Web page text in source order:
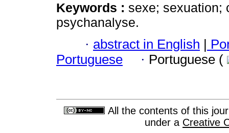
Keywords : sexe; sexuation;
psychanalyse.
· abstract in English |
Portuguese
· Portuguese (
All the contents of this
under a Creative